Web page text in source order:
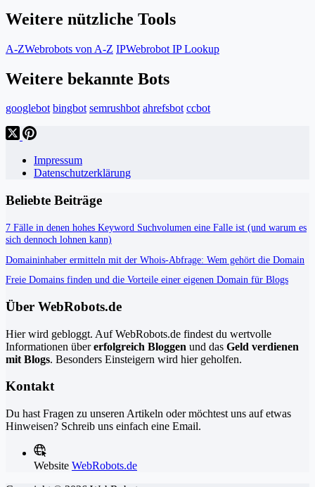
Weitere nützliche Tools
A-ZWebrobots von A-Z IPWebrobot IP Lookup
Weitere bekannte Bots
googlebot bingbot semrushbot ahrefsbot ccbot
Impressum
Datenschutzerklärung
Beliebte Beiträge
7 Fälle in denen hohes Keyword Suchvolumen eine Falle ist (und warum es
sich dennoch lohnen kann)
Domaininhaber ermitteln mit der Whois-Abfrage: Wem gehört die Domain
Freie Domains finden und die Vorteile einer eigenen Domain für Blogs
Über WebRobots.de
Hier wird gebloggt. Auf WebRobots.de findest du wertvolle
Informationen übererfolgreich Bloggen und das Geld verdienen
mit Blogs. Besonders Einsteigern wird hier geholfen.
Kontakt
Du hast Fragen zu unseren Artikeln oder möchtest uns auf etwas
Hinweisen? Schreib uns einfach eine Email.
Website WebRobots.de